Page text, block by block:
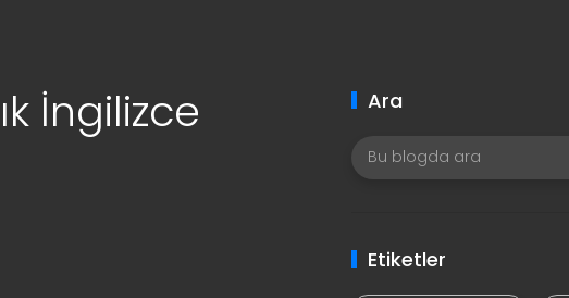
İngilizce
Ara
Etiketler